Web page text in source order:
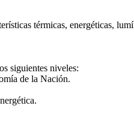
térmicas, energéticas,
siguientes niveles:
de la Nación.